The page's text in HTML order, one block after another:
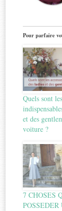
Pour parfaire
Quels sont
et des
voiture ?
7 CHOSES